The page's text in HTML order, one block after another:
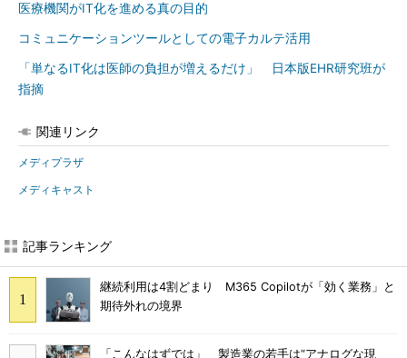
医療機関がIT化を進める真の目的
コミュニケーションツールとしての電子カルテ活用
「単なるIT化は医師の負担が増えるだけ」 日本版EHR研究班が
指摘
関連リンク
メディプラザ
メディキャスト
記事ランキング
継続利用は4割どまり M365 Copilotが「効く業務」と
期待外れの境界
「こんなはずでは」 製造業の若手は“アナログな現